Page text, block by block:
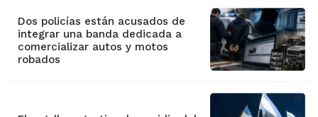
Dos policías están acusados de
integrar una banda dedicada a
comercializar autos y motos
robados